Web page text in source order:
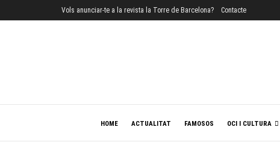
Vols anunciar-te a la revista la Torre de Barcelona? Contacte
HOME ACTUALITAT FAMOSOS OCI I CULTURA